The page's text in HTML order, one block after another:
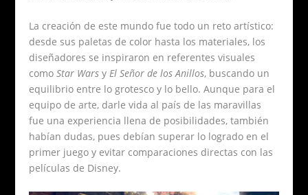
La creación de este mundo fue todo un reto artístico:
desde sus paletas de color hasta los materiales, los
diseñadores se inspiraron en referentes visuales
comoStar Wars yEl Señor de los Anillos, buscando un
equilibrio entre lo grotesco y lo bello. Aunque para el
equipo de arte, darle vida al país de las maravillas
fue una experiencia llena de posibilidades, también
habían dudas, pues debían superar lo logrado en el
primer juego y evitar comparaciones directas con las
películas de Disney.